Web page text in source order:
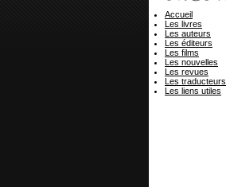
Accueil
Les livres
Les auteurs
Les éditeurs
Les films
Les nouvelles
Les revues
Les traducteurs
Les liens utiles